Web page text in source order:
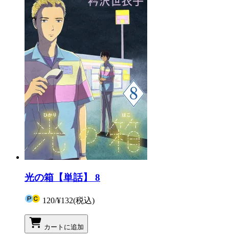
光の箱【単話】 8
120/¥132(税込)
カートに追加